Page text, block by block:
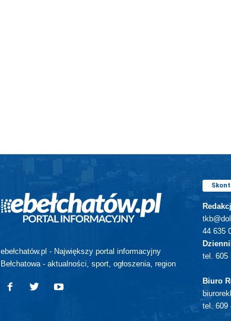
ebełchatów.pl - Największy portal informacyjny
Bełchatowa - aktualności, sport, ogłoszenia, region
44 635
tel. 605
Biuro
tel. 609